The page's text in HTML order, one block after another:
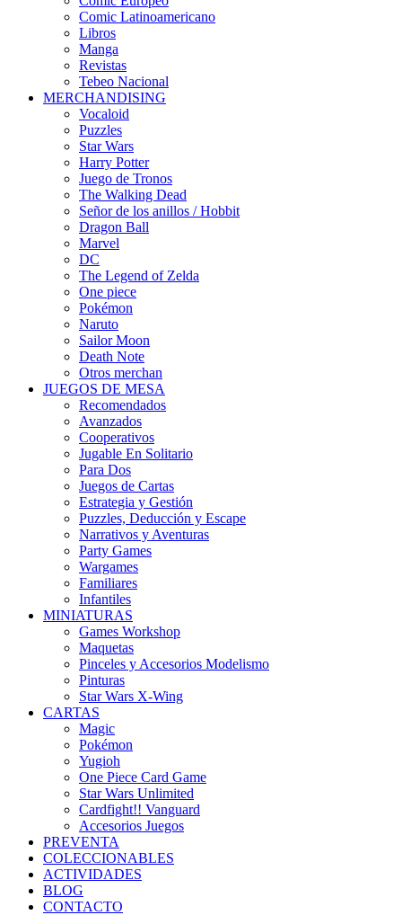
Comic Latinoamericano
Libros
Manga
Revistas
Tebeo Nacional
MERCHANDISING
Vocaloid
Puzzles
Star Wars
Harry Potter
Juego de Tronos
The Walking Dead
Señor de los anillos / Hobbit
Dragon Ball
Marvel
DC
The Legend of Zelda
One piece
Pokémon
Naruto
Sailor Moon
Death Note
Otros merchan
JUEGOS DE MESA
Recomendados
Avanzados
Cooperativos
Jugable En Solitario
Para Dos
Juegos de Cartas
Estrategia y Gestión
Puzzles, Deducción y Escape
Narrativos y Aventuras
Party Games
Wargames
Familiares
Infantiles
MINIATURAS
Games Workshop
Maquetas
Pinceles y Accesorios Modelismo
Pinturas
Star Wars X-Wing
CARTAS
Magic
Pokémon
Yugioh
One Piece Card Game
Star Wars Unlimited
Cardfight!! Vanguard
Accesorios Juegos
PREVENTA
COLECCIONABLES
ACTIVIDADES
BLOG
CONTACTO